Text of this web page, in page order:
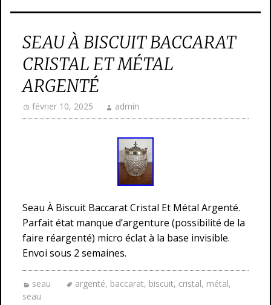
SEAU À BISCUIT BACCARAT
CRISTAL ET MÉTAL
ARGENTÉ
février 10, 2025 admin
Seau À Biscuit Baccarat Cristal Et Métal Argenté.
Parfait état manque d’argenture (possibilité de la
faire réargenté) micro éclat à la base invisible.
Envoi sous 2 semaines.
seau argenté, baccarat, biscuit, cristal, métal,
seau